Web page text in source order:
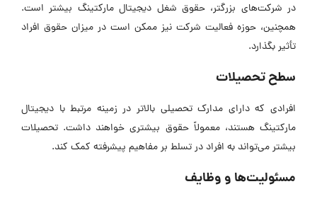
در شرکت‌های بزرگتر، حقوق شغل دیجیتال مارکتینگ بیشتر است.
همچنین، حوزه فعالیت شرکت نیز ممکن است در میزان حقوق افراد
تأثیر بگذارد.
سطح تحصیلات
افرادی که دارای مدارک تحصیلی بالاتر در زمینه مرتبط با دیجیتال
مارکتینگ هستند، معمولاً حقوق بیشتری خواهند داشت. تحصیلات
بیشتر می‌تواند به افراد در تسلط بر مفاهیم پیشرفته کمک کند.
مسئولیت‌ها و وظایف